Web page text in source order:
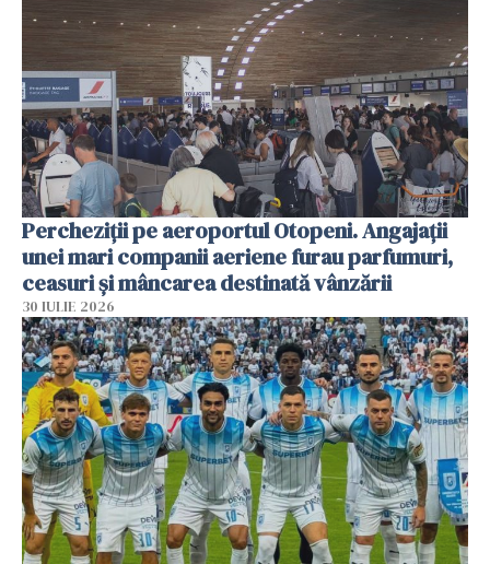
Percheziții pe aeroportul Otopeni. Angajații
unei mari companii aeriene furau parfumuri,
ceasuri și mâncarea destinată vânzării
30 IULIE 2026